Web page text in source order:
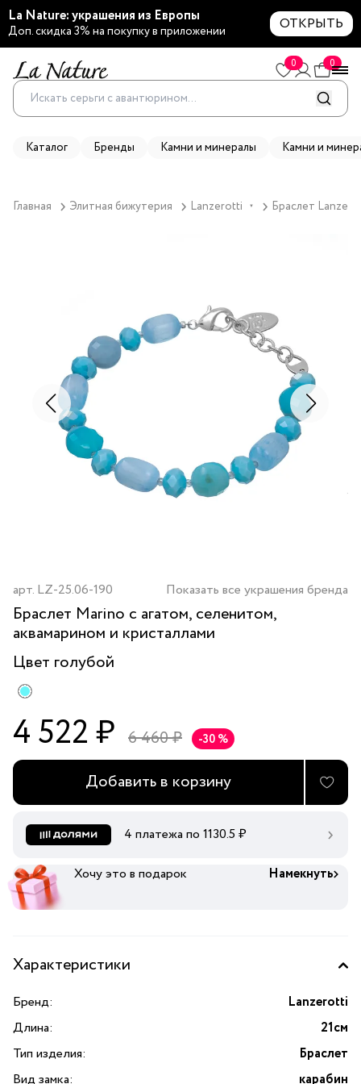
La Nature: украшения из Европы
Доп. скидка 3% на покупку в приложении ОТКРЫТЬ
0 0
Каталог Бренды Камни и минералы Камни и
Главная Элитная бижутерия Lanzerotti ▼ Браслет
арт. LZ-25.06-190 Показать все украшения бренда
Браслет Marino с агатом, селенитом,
аквамарином и кристаллами
Цвет голубой
4 522 ₽ 6 460 ₽ -30 %
Добавить в корзину
4 платежа по 1130.5 ₽
Хочу это в подарок Намекнуть
Характеристики
Бренд:
Lanzerotti
Длина:
21см
Тип изделия:
Браслет
Вид замка:
карабин